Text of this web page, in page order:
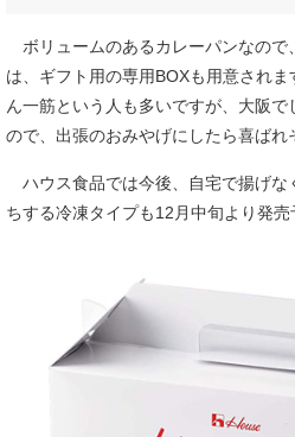
ボリュームのあるカレーパンなので
は、ギフト用の専用BOXも用意され
ん一筋という人も多いですが、大阪
ので、出張のおみやげにしたら喜ばれ
ハウス食品では今後、自宅で揚げな
ちする冷凍タイプも12月中旬より発売